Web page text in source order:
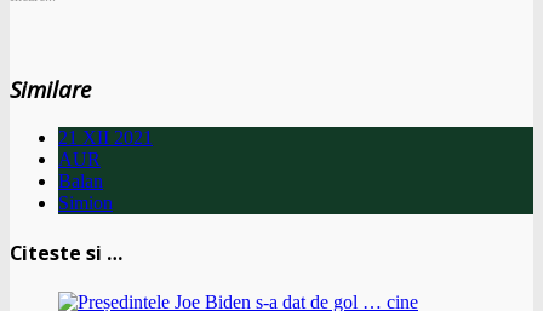
Similare
21 XII 2021
AUR
Balan
Simion
Citeste si …